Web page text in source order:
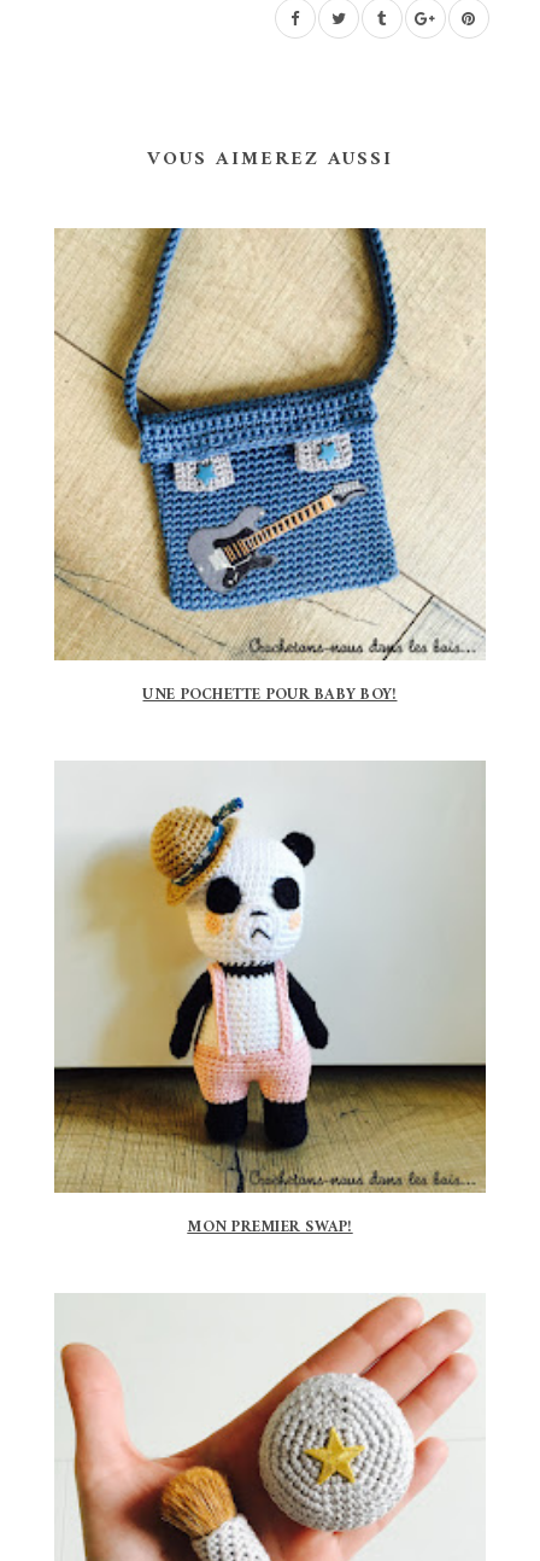
VOUS AIMEREZ AUSSI
UNE POCHETTE POUR BABY BOY!
MON PREMIER SWAP!